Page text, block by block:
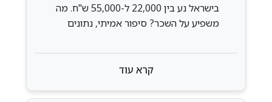
בישראל נע בין 22,000 ל-55,000 ש"ח. מה
משפיע על השכר? סיפור אמיתי, נתונים
קרא עוד